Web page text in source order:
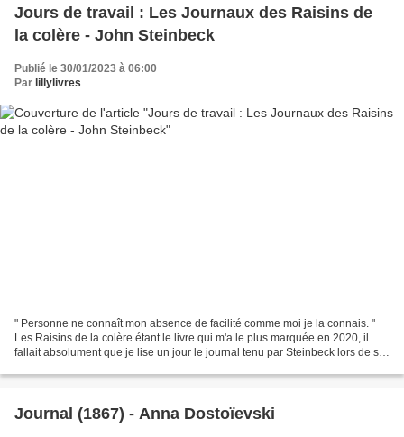
Jours de travail : Les Journaux des Raisins de
la colère - John Steinbeck
Publié le 30/01/2023 à 06:00
Par lillylivres
" Personne ne connaît mon absence de facilité comme moi je la connais. "
Les Raisins de la colère étant le livre qui m'a le plus marquée en 2020, il
fallait absolument que je lise un jour le journal tenu par Steinbeck lors de sa
Journal (1867) - Anna Dostoïevski